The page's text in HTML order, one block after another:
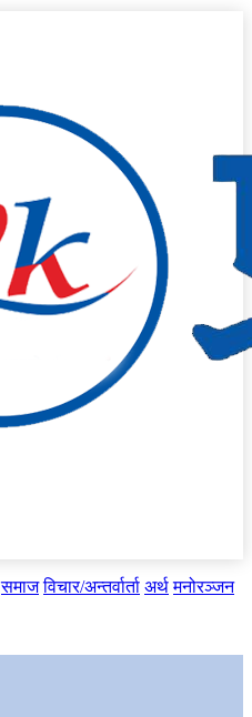
समाज विचार/अन्तर्वार्ता अर्थ मनोरञ्जन